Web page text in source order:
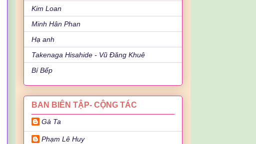
Kim Loan
Minh Hân Phan
Hạ anh
Takenaga Hisahide - Vũ Đăng Khuê
Bí Bếp
BAN BIÊN TẬP- CỘNG TÁC
Gà Ta
Phạm Lê Huy